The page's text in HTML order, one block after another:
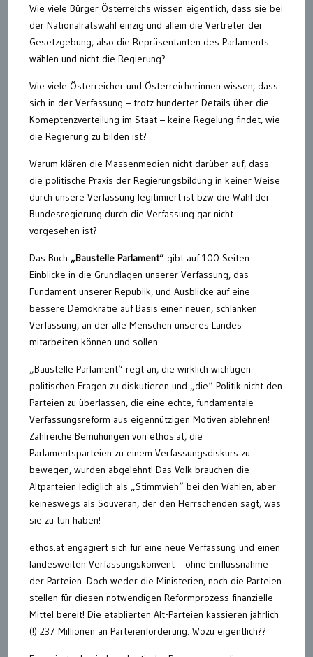
Wie viele Bürger Österreichs wissen eigentlich, dass sie bei
der Nationalratswahl einzig und allein die Vertreter der
Gesetzgebung, also die Repräsentanten des Parlaments
wählen und nicht die Regierung?
Wie viele Österreicher und Österreicherinnen wissen, dass
sich in der Verfassung – trotz hunderter Details über die
Komeptenzverteilung im Staat – keine Regelung findet, wie
die Regierung zu bilden ist?
Warum klären die Massenmedien nicht darüber auf, dass
die politische Praxis der Regierungsbildung in keiner Weise
durch unsere Verfassung legitimiert ist bzw die Wahl der
Bundesregierung durch die Verfassung gar nicht
vorgesehen ist?
Das Buch „Baustelle Parlament“ gibt auf 100 Seiten
Einblicke in die Grundlagen unserer Verfassung, das
Fundament unserer Republik, und Ausblicke auf eine
bessere Demokratie auf Basis einer neuen, schlanken
Verfassung, an der alle Menschen unseres Landes
mitarbeiten können und sollen.
„Baustelle Parlament“ regt an, die wirklich wichtigen
politischen Fragen zu diskutieren und „die“ Politik nicht den
Parteien zu überlassen, die eine echte, fundamentale
Verfassungsreform aus eigennützigen Motiven ablehnen!
Zahlreiche Bemühungen von ethos.at, die
Parlamentsparteien zu einem Verfassungsdiskurs zu
bewegen, wurden abgelehnt! Das Volk brauchen die
Altparteien lediglich als „Stimmvieh“ bei den Wahlen, aber
keineswegs als Souverän, der den Herrschenden sagt, was
sie zu tun haben!
ethos.at engagiert sich für eine neue Verfassung und einen
landesweiten Verfassungskonvent – ohne Einflussnahme
der Parteien. Doch weder die Ministerien, noch die Parteien
stellen für diesen notwendigen Reformprozess finanzielle
Mittel bereit! Die etablierten Alt-Parteien kassieren jährlich
(!) 237 Millionen an Parteienförderung. Wozu eigentlich??